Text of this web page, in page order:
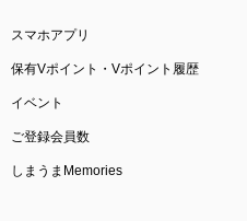
スマホアプリ
保有Vポイント・Vポイント履歴
イベント
ご登録会員数
しまうまMemories